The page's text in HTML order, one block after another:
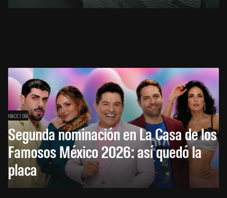
HACE 1 DÍA
Segunda nominación en La Casa de los
Famosos México 2026: así quedó la
placa